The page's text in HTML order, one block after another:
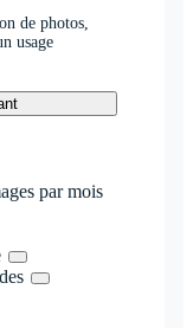
de photos,
usage
par mois